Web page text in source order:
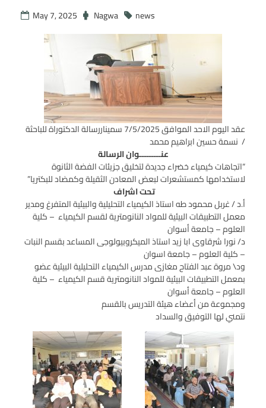
May 7, 2025 Nagwa news
عقد اليوم الاحد الموافق 7/5/2025 سميناررسالة الدكتوراة للباحثة
/ نسمة حسين ابراهيم محمد
عنـــــــــوان الرسالة
“اتجاهات كيمياء خضراء جديدة لتخليق جزيئات الفضة الثانوة
لاستخدامها كمستشعرات لبعض المعادن الثقيلة وكمضاد للبكتريا”
تحت اشراف
أ.د / غربل محمود طه استاذ الكيمياء التحليلية والبيئية المتفرغ ومدير
معمل التطبيقات البيئية للمواد النانومترية لقسم الكيمياء – كلية
العلوم – جامعة أسوان
د/ نورا شرقاوى ابا زيد استاذ الميكروبيولوجى المساعد بقسم النبات
– كلية العلوم – جامعة اسوان
ود\ مروة عبد الفتاح مغازى مدرس الكيمياء التحليلية البيئية عضو
بمعمل التطبيقات البيئية للمواد النانومترية قسم الكيمياء – كلية
العلوم – جامعة أسوان
ومجموعة من أعضاء هيئة التدريس بالقسم
نتمني لها التوفيق والسداد